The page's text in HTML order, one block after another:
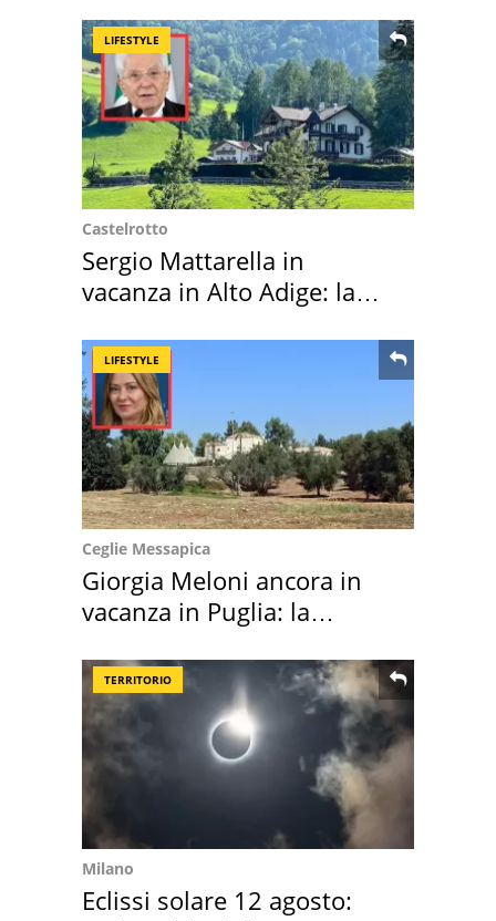
LIFESTYLE
Castelrotto
Sergio Mattarella in
vacanza in Alto Adige: la
LIFESTYLE
Ceglie Messapica
Giorgia Meloni ancora in
vacanza in Puglia: la
TERRITORIO
Milano
Eclissi solare 12 agosto: